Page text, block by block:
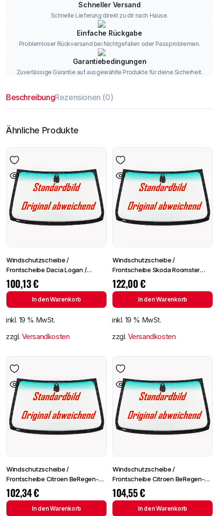
Schneller Versand
Schnelle Lieferung direkt zu dir nach Hause.
Einfache Rückgabe
Problemloser Rückversand bei Nichtgefallen oder Passproblemen.
Garantiebedingungen
Zuverlässige Garantie auf ausgewählte Produkte für deine Sicherheit.
BeschreibungRezensionen (0)
Ähnliche Produkte
Windschutzscheibe /
Frontscheibe Dacia Logan /
Sandero 13- +Spiegelhalter
100,13€
In den Warenkorb
inkl. 19 % MwSt.
zzgl. Versandkosten
Windschutzscheibe /
Frontscheibe Skoda Roomster
06-/Fabia 07- +Spiegelhalter
122,00€
In den Warenkorb
inkl. 19 % MwSt.
zzgl. Versandkosten
Windschutzscheibe /
Frontscheibe Citroen BeRegen-
Lichtingo 96- +Spiegelhalter
102,34€
In den Warenkorb
Windschutzscheibe /
Frontscheibe Citroen BeRegen-
Lichtingo 96- +Spiegelhalter
104,55€
In den Warenkorb